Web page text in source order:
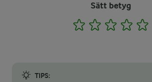
Sätt betyg
1 2 3 4
TIPS: